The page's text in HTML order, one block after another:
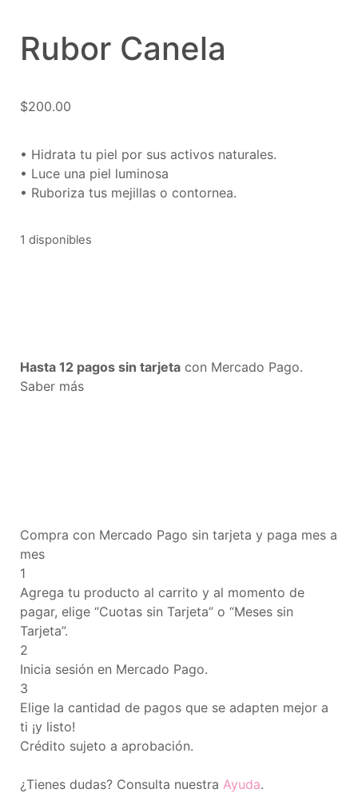
Rubor Canela
$200.00
• Hidrata tu piel por sus activos naturales.
• Luce una piel luminosa
• Ruboriza tus mejillas o contornea.
1 disponibles
Hasta 12 pagos sin tarjeta con Mercado Pago.
Saber más
Compra con Mercado Pago sin tarjeta y paga mes a
mes
1
Agrega tu producto al carrito y al momento de
pagar, elige “Cuotas sin Tarjeta” o “Meses sin
Tarjeta”.
2
Inicia sesión en Mercado Pago.
3
Elige la cantidad de pagos que se adapten mejor a
ti ¡y listo!
Crédito sujeto a aprobación.
¿Tienes dudas? Consulta nuestra Ayuda.